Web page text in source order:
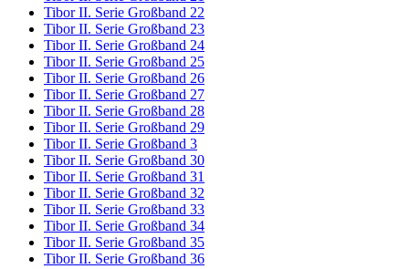
Tibor II. Serie Großband 22
Tibor II. Serie Großband 23
Tibor II. Serie Großband 24
Tibor II. Serie Großband 25
Tibor II. Serie Großband 26
Tibor II. Serie Großband 27
Tibor II. Serie Großband 28
Tibor II. Serie Großband 29
Tibor II. Serie Großband 3
Tibor II. Serie Großband 30
Tibor II. Serie Großband 31
Tibor II. Serie Großband 32
Tibor II. Serie Großband 33
Tibor II. Serie Großband 34
Tibor II. Serie Großband 35
Tibor II. Serie Großband 36